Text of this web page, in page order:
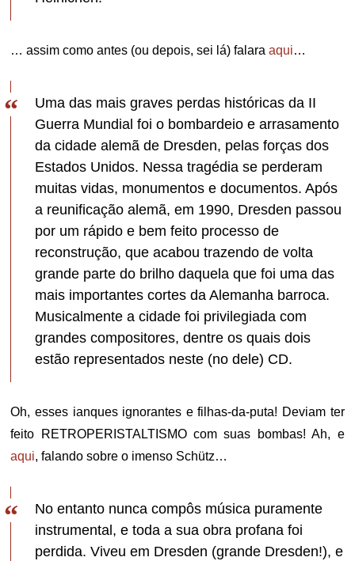
… assim como antes (ou depois, sei lá) falaraaqui…
Uma das mais graves perdas históricas da II
Guerra Mundial foi o bombardeio e arrasamento
da cidade alemã de Dresden, pelas forças dos
Estados Unidos. Nessa tragédia se perderam
muitas vidas, monumentos e documentos. Após
a reunificação alemã, em 1990, Dresden passou
por um rápido e bem feito processo de
reconstrução, que acabou trazendo de volta
grande parte do brilho daquela que foi uma das
mais importantes cortes da Alemanha barroca.
Musicalmente a cidade foi privilegiada com
grandes compositores, dentre os quais dois
estão representados neste (no dele) CD.
Oh, esses ianques ignorantes e filhas-da-puta! Deviam ter
feito RETROPERISTALTISMO com suas bombas! Ah, e
aqui, falando sobre o imenso Schütz…
No entanto nunca compôs música puramente
instrumental, e toda a sua obra profana foi
perdida. Viveu em Dresden (grande Dresden!), e